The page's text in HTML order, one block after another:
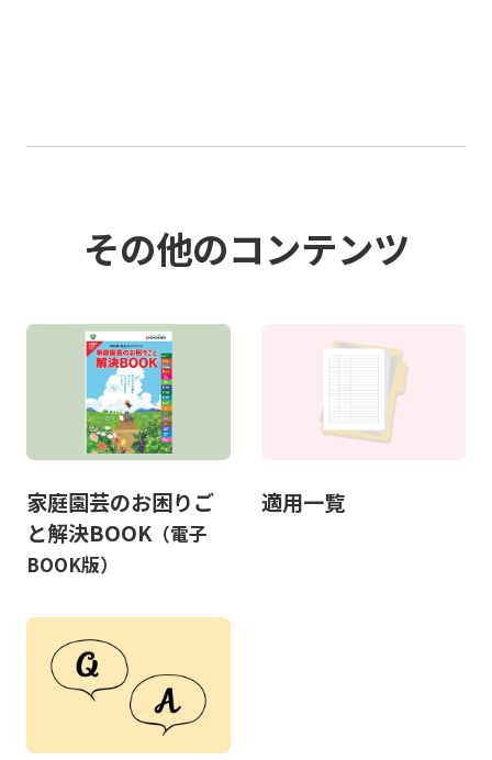
その他のコンテンツ
家庭園芸のお困りご
と解決BOOK（電子
BOOK版）
適用一覧